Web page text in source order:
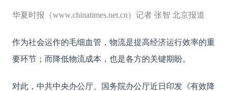
华夏时报（www.chinatimes.net.cn）记者 张智 北京报道
作为社会运作的毛细血管，物流是提高经济运行效率的重
要环节；而降低物流成本，也是各方的关键期盼。
对此，中共中央办公厅、国务院办公厅近日印发《有效降